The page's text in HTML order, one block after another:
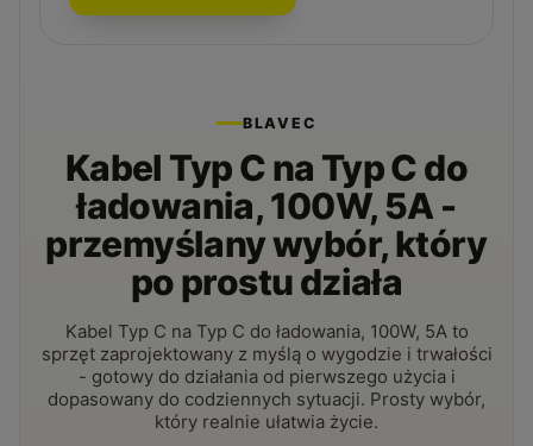
BLAVEC
Kabel Typ C na Typ C do
ładowania, 100W, 5A -
przemyślany wybór, który
po prostu działa
Kabel Typ C na Typ C do ładowania, 100W, 5A to
sprzęt zaprojektowany z myślą o wygodzie i trwałości
- gotowy do działania od pierwszego użycia i
dopasowany do codziennych sytuacji. Prosty wybór,
który realnie ułatwia życie.